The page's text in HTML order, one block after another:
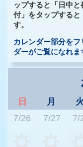
ップすると「日中
付」をタップすると
す。
カレンダー部分を
ダーがご覧になれま
日 月 火
7/26
7/27 7/